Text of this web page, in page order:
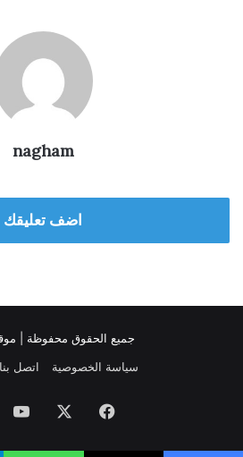
nagham
اضف تعليقك
جميع الحقوق محفوظة |
سياسة الخصوصية
اتصل بنا
فيسبوك